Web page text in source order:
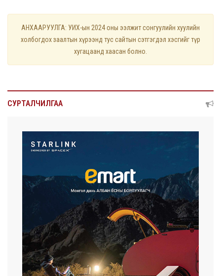
АНХААРУУЛГА: УИХ-ын 2024 оны ээлжит сонгуулийн хуулийн
холбогдох заалтын хүрээнд тус сайтын сэтгэгдэл хэсгийг түр
хугацаанд хаасан болно.
СУРТАЛЧИЛГАА